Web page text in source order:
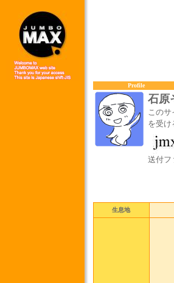
Profile
石原
このサ
を受け
送付フ
生息地